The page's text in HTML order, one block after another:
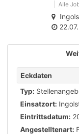
Alle
Eckdaten
Typ:
Einsatzort:
Eintrittsdatum:
Angestelltenart: